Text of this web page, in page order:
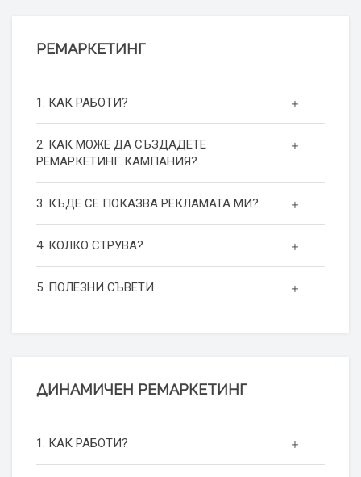
РЕМАРКЕТИНГ
1. КАК РАБОТИ?
2. КАК МОЖЕ ДА СЪЗДАДЕТЕ
РЕМАРКЕТИНГ КАМПАНИЯ?
3. КЪДЕ СЕ ПОКАЗВА РЕКЛАМАТА МИ?
4. КОЛКО СТРУВА?
5. ПОЛЕЗНИ СЪВЕТИ
ДИНАМИЧЕН РЕМАРКЕТИНГ
1. КАК РАБОТИ?